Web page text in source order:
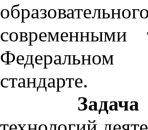
современными
Федеральном
стандарте.
Задача